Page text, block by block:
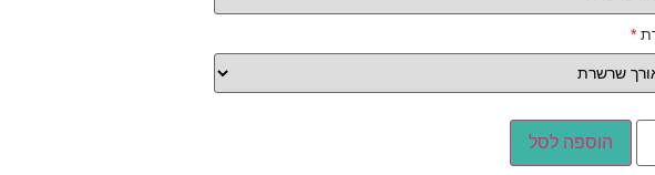
*
הוספה לסל